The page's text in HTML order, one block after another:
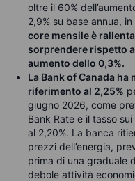
oltre il 60%
2,9% su base annua,
core mensile è
sorprendere rispetto
aumento dello 0,3%.
La Bank of Canada
riferimento al 2,25%
giugno 2026, come
Bank Rate e il tasso
al 2,20%. La banca
prezzi dell’energia,
prima di una graduale
debole attività